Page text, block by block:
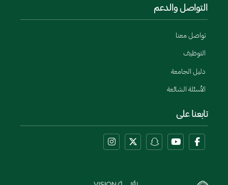
التواصل والدعم
تواصل معنا
التوظيف
دليل الجامعة
الأسئلة الشائعة
تابعنا على